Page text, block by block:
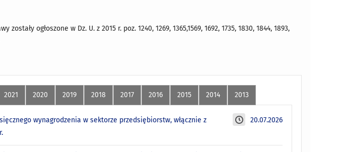
ogłoszone w Dz. U. z 2015 r. poz. 1240, 1269, 1365,1569, 1692, 1735, 1830, 1844, 1893,
2021 2020 2019 2018 2017 2016 2015 2014 2013
20.07.2026
wynagrodzenia w sektorze przedsiębiorstw, włącznie z